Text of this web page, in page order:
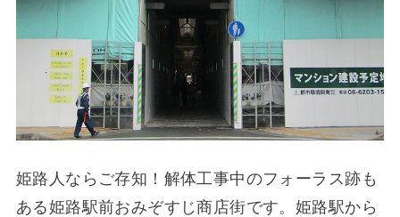
姫路人ならご存知！解体工事中のフォーラス跡も
ある姫路駅前おみぞすじ商店街です。姫路駅から